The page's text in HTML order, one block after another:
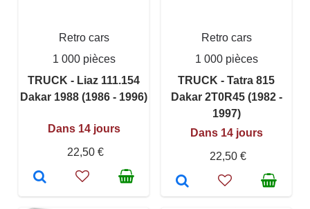
Retro cars
1 000 pièces
TRUCK - Liaz 111.154
Dakar 1988 (1986 - 1996)
Dans 14 jours
22,50 €
Retro cars
1 000 pièces
TRUCK - Tatra 815
Dakar 2T0R45 (1982 -
1997)
Dans 14 jours
22,50 €